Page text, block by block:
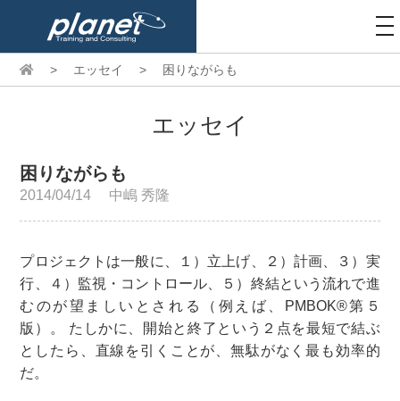
>
エッセイ > 困りながらも
エッセイ
困りながらも
2014/04/14 中嶋 秀隆
プロジェクトは一般に、１）立上げ、２）計画、３）実
行、４）監視・コントロール、５）終結という流れで進
むのが望ましいとされる（例えば、PMBOK®第５
版）。 たしかに、開始と終了という２点を最短で結ぶ
としたら、直線を引くことが、無駄がなく最も効率的
だ。